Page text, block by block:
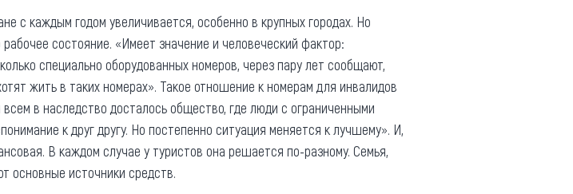
с каждым годом увеличивается, особенно в крупных городах. Но
состояние. «Имеет значение и человеческий фактор:
специально оборудованных номеров, через пару лет сообщают,
жить в таких номерах». Такое отношение к номерам для инвалидов
в наследство досталось общество, где люди с ограниченными
к друг другу. Но постепенно ситуация меняется к лучшему». И,
В каждом случае у туристов она решается по-разному. Семья,
основные источники средств.